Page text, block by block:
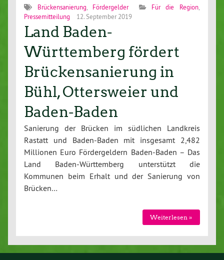
Brückensanierung Fördergelder Für die Region
Pressemitteilung
12. September 2019
Land Baden-
Württemberg fördert
Brückensanierung in
Bühl, Ottersweier und
Baden-Baden
Sanierung der Brücken im südlichen Landkreis
Rastatt und Baden-Baden mit insgesamt 2,482
Millionen Euro Fördergeldern Baden-Baden – Das
Land Baden-Württemberg unterstützt die
Kommunen beim Erhalt und der Sanierung von
Brücken…
Weiterlesen »